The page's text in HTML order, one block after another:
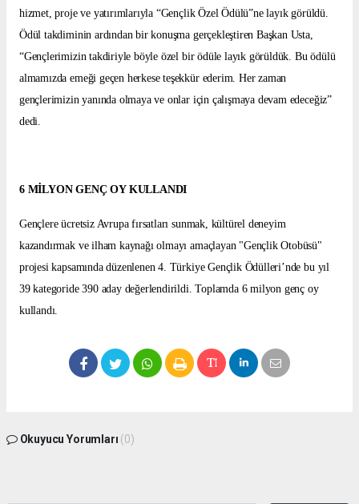
hizmet, proje ve yatırımlarıyla “Gençlik Özel Ödülü”ne layık görüldü.
Ödül takdiminin ardından bir konuşma gerçekleştiren Başkan Usta,
“Gençlerimizin takdiriyle böyle özel bir ödüle layık görüldük. Bu ödülü
almamızda emeği geçen herkese teşekkür ederim. Her zaman
gençlerimizin yanında olmaya ve onlar için çalışmaya devam edeceğiz”
dedi.
6 MİLYON GENÇ OY KULLANDI
Gençlere ücretsiz Avrupa fırsatları sunmak, kültürel deneyim
kazandırmak ve ilham kaynağı olmayı amaçlayan "Gençlik Otobüsü"
projesi kapsamında düzenlenen 4. Türkiye Gençlik Ödülleri’nde bu yıl
39 kategoride 390 aday değerlendirildi. Toplamda 6 milyon genç oy
kullandı.
Okuyucu Yorumları (0)